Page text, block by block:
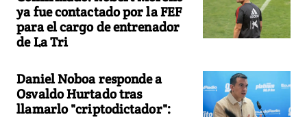
ya fue contactado por la FEF
para el cargo de entrenador
de La Tri
Daniel Noboa responde a
Osvaldo Hurtado tras
llamarlo "criptodictador":